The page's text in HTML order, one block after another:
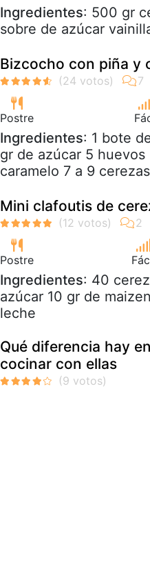
Ingredientes: 500 gr
sobre de azúcar
Bizcocho con piña y
Postre
Ingredientes: 1 bote
gr de azúcar 5
caramelo 7 a 9
Mini clafoutis de
Postre
Ingredientes: 40
azúcar 10 gr de
leche
Qué diferencia hay
cocinar con ellas